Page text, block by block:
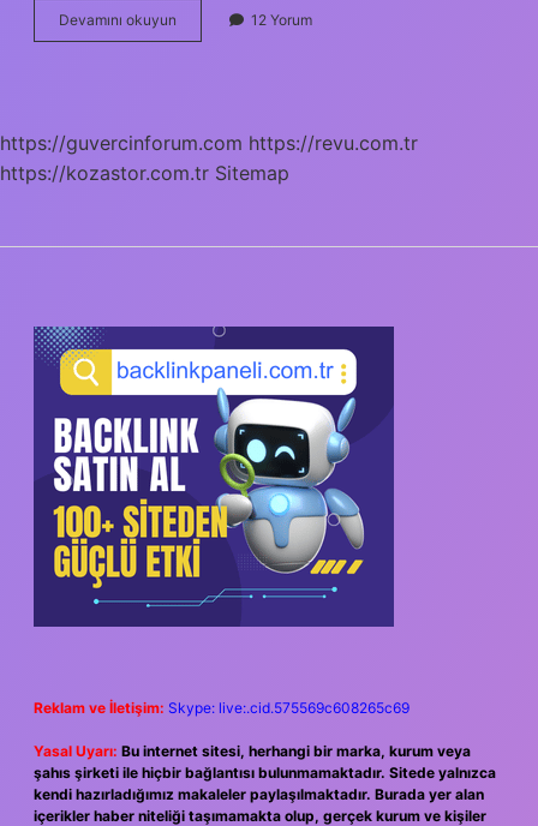
Devamını okuyun Alışkanlık
Beynin
12 Yorum
https://guvercinforum.com https://revu.com.tr
https://kozastor.com.tr Sitemap
SIDEBAR
Reklam ve İletişim: Skype: live:.cid.575569c608265c69
Yasal Uyarı: Bu internet sitesi, herhangi bir marka, kurum veya
şahıs şirketi ile hiçbir bağlantısı bulunmamaktadır. Sitede yalnızca
kendi hazırladığımız makaleler paylaşılmaktadır. Burada yer alan
içerikler haber niteliği taşımamakta olup, gerçek kurum ve kişiler